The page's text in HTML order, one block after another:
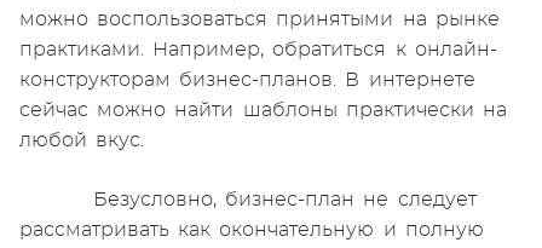
можно воспользоваться принятыми на рынке
практиками. Например, обратиться к онлайн-
конструкторам бизнес-планов. В интернете
сейчас можно найти шаблоны практически на
любой вкус.
Безусловно, бизнес-план не следует
рассматривать как окончательную и полную